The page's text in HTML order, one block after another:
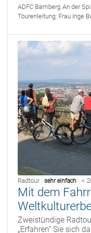
ADFC Bamberg An der
Tourenleitung: Frau Inge
Radtour sehr einfach <
Mit dem
Zweistündige
„Erfahren“ Sie sich